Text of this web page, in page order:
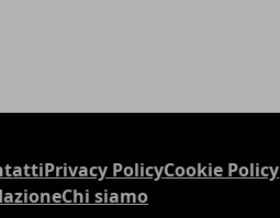
Privacy PolicyCookie Policy
Chi siamo